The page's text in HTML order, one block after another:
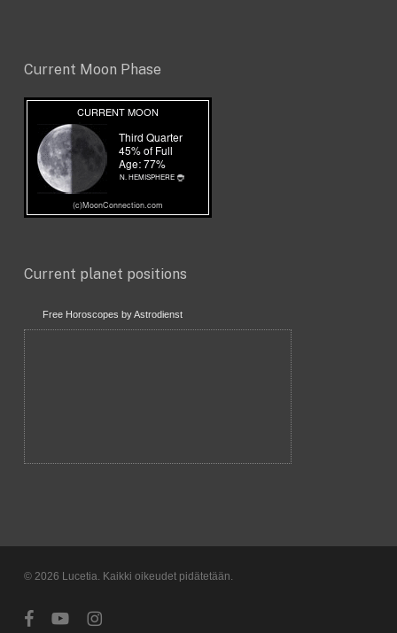
Current Moon Phase
Current planet positions
Free Horoscopes by Astrodienst
© 2026 Lucetia. Kaikki oikeudet pidätetään.
facebookyoutubeinstagram